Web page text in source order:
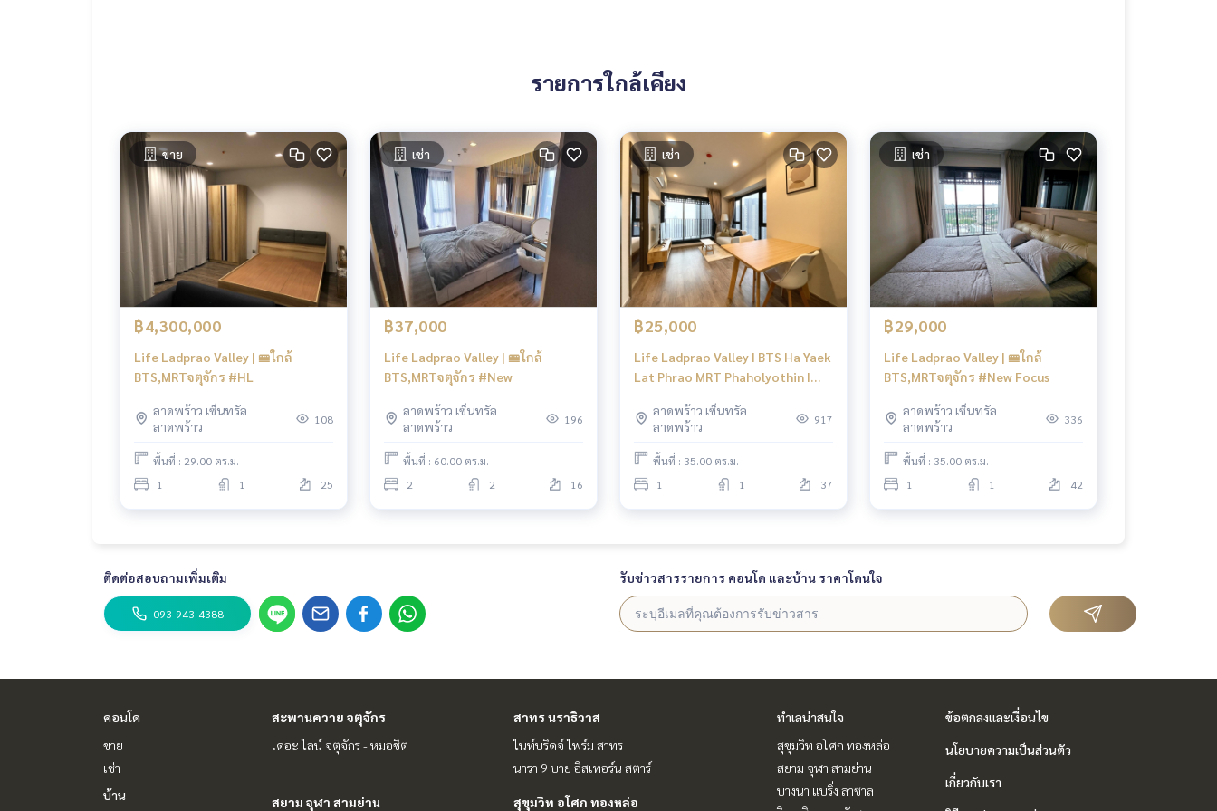
รายการใกล้เคียง
ขาย
฿4,300,000
Life Ladprao Valley | 🚝ใกล้
BTS,MRTจตุจักร #HL
ลาดพร้าว เซ็นทรัล
ลาดพร้าว
108
พื้นที่ : 29.00 ตร.ม.
1
1 25
เช่า
฿37,000
Life Ladprao Valley | 🚝ใกล้
BTS,MRTจตุจักร #New
ลาดพร้าว เซ็นทรัล
ลาดพร้าว
196
พื้นที่ : 60.00 ตร.ม.
2
2 16
เช่า
฿25,000
Life Ladprao Valley I BTS Ha Yaek
Lat Phrao MRT Phaholyothin I
ลาดพร้าว เซ็นทรัล
ลาดพร้าว
917
พื้นที่ : 35.00 ตร.ม.
1
1 37
เช่า
฿29,000
Life Ladprao Valley | 🚝ใกล้
BTS,MRTจตุจักร #New Focus
ลาดพร้าว เซ็นทรัล
ลาดพร้าว
336
พื้นที่ : 35.00 ตร.ม.
1
1 42
ติดต่อสอบถามเพิ่มเติม
093-943-4388
รับข่าวสารรายการ คอนโด และบ้าน ราคาโดนใจ
คอนโด
ขาย
เช่า
บ้าน
สะพานควาย จตุจักร
เดอะ ไลน์ จตุจักร - หมอชิต
สาทร นราธิวาส
ไนท์บริดจ์ ไพร์ม สาทร
นารา 9 บาย อีสเทอร์น สตาร์
สยาม จุฬา สามย่าน สุขุมวิท อโศก ทองหล่อ
ทำเลน่าสนใจ
สุขุมวิท อโศก ทองหล่อ
สยาม จุฬา สามย่าน
บางนา แบริ่ง ลาซาล
ข้อตกลงและเงื่อนไข
นโยบายความเป็นส่วนตัว
เกี่ยวกับเรา